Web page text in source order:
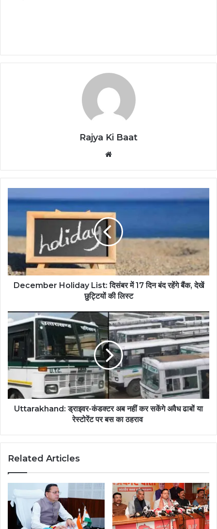
Rajya Ki Baat
December Holiday List: दिसंबर में 17 दिन बंद रहेंगे बैंक, देखें
छुट्टियों की लिस्ट
Uttarakhand: ड्राइवर-कंडक्टर अब नहीं कर सकेंगे अवैध ढाबों या
रेस्टोरेंट पर बस का ठहराव
Related Articles